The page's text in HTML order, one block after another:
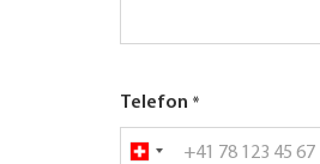
Telefon